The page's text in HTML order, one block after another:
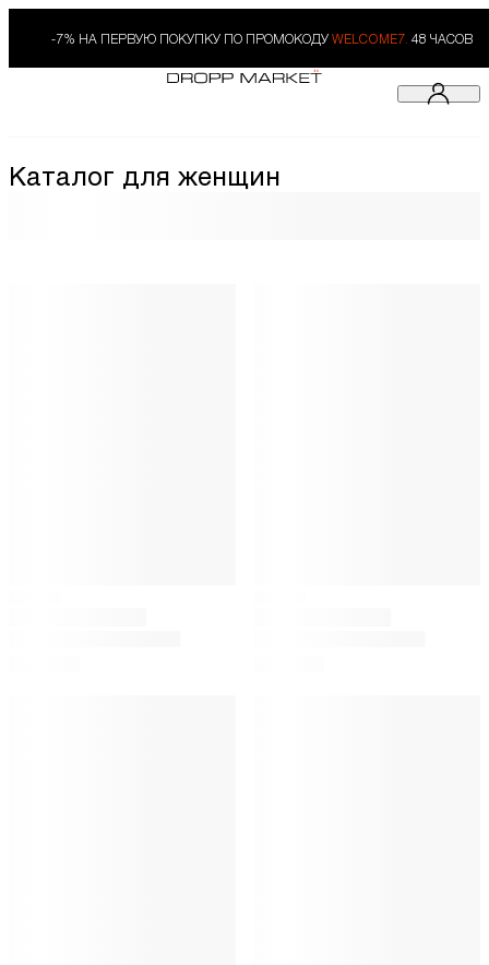
-7% НА ПЕРВУЮ ПОКУПКУ ПО ПРОМОКОДУ WELCOME7. 48 ЧАСОВ
Каталог для женщин